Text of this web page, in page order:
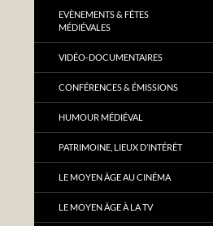
EVÈNEMENTS & FÊTES
MÉDIÉVALES
VIDÉO-DOCUMENTAIRES
CONFÉRENCES & ÉMISSIONS
HUMOUR MÉDIÉVAL
PATRIMOINE, LIEUX D’INTÉRÊT
LE MOYEN ÂGE AU CINÉMA
LE MOYEN ÂGE À LA TV